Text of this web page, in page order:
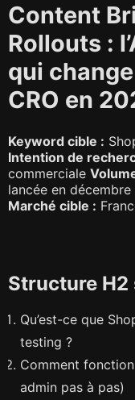
Content
Rollouts :
qui
CRO en
Keyword cible :
Intention de
commerciale
lancée en
Marché cible :
Structure H2
Qu’est-ce que
testing ?
Comment
admin pas à pas)